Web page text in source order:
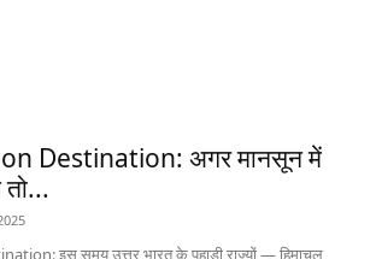
Destination: अगर मानसून में
इस समय उत्तर भारत के पहाड़ी राज्यों — हिमाचल